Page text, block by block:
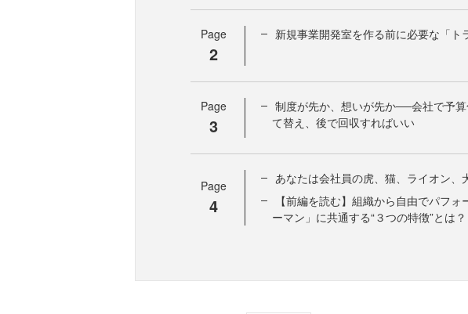
Page
2
新規事業開発室を作る前に必要な「ト
Page
3
制度が先か、想いが先か──会社で予
て替え、後で回収すればいい
Page
4
あなたは会社員の虎、猫、ライオン、
【前編を読む】組織から自由でパフ
ーマン」に共通する“３つの特徴”とは？